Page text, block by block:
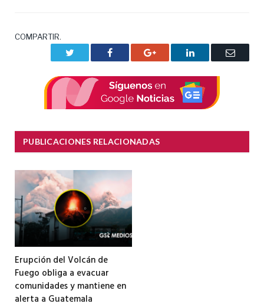
COMPARTIR.
Facebook Google+ LinkedIn
Correo
PUBLICACIONES RELACIONADAS
Erupción del Volcán de
Fuego obliga a evacuar
comunidades y mantiene en
alerta a Guatemala